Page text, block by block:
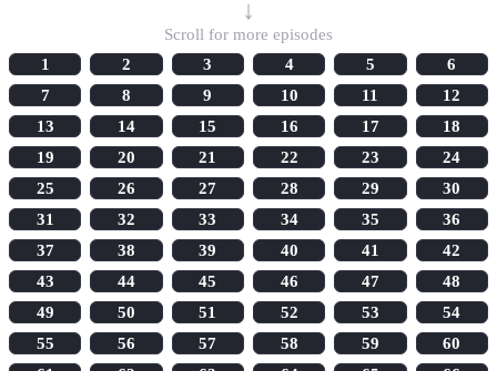
↓
Scroll for more episodes
1
2 3 4 5
6
7
8 9 10 11
12
13
14 15 16 17
18
19
20 21 22 23
24
25
26 27 28 29
30
31
32 33 34 35
36
37
38 39 40 41
42
43
44 45 46 47
48
49
50 51 52 53
54
55
56 57 58 59
60